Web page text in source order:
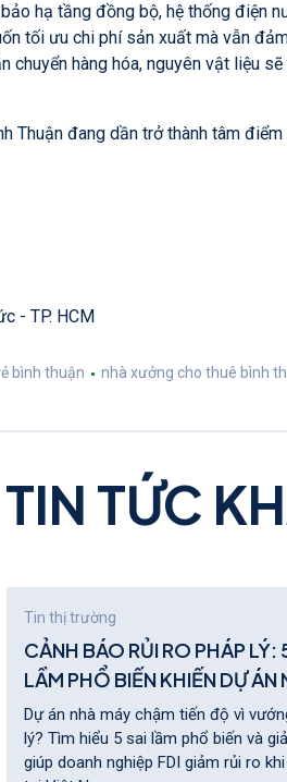
hạ tầng đồng bộ, hệ thống điện
tối ưu chi phí sản xuất mà vẫn
hàng hóa, nguyên vật liệu
Thuận đang dần trở thành tâm
- TP. HCM
bình thuận nhà xưởng cho thuê bình
TIN TỨC KH
Tin thị trường
CẢNH BÁO RỦI RO PHÁP LÝ:
LẦM PHỔ BIẾN KHIẾN DỰ ÁN
MÁY TẠI VIỆT NAM CHẬM
Dự án nhà máy chậm tiến độ vì
lý? Tìm hiểu 5 sai lầm phổ biến và
giúp doanh nghiệp FDI giảm rủi ro